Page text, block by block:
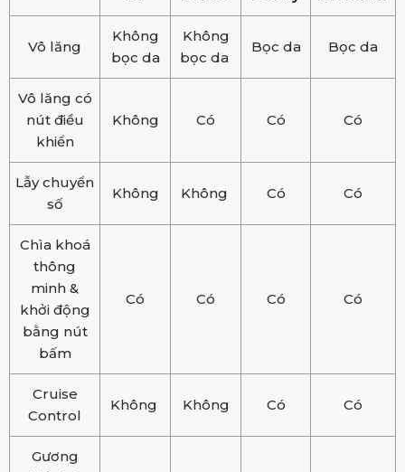
Vô lăng
Không
bọc da
Không
bọc da
Bọc da Bọc da
Vô lăng có
nút điều
khiển
Không Có Có Có
Lẫy chuyển
số
Không Không Có Có
Chìa khoá
thông
minh &
khởi động
bằng nút
bấm
Có Có Có Có
Cruise
Control
Không Không Có Có
Gương